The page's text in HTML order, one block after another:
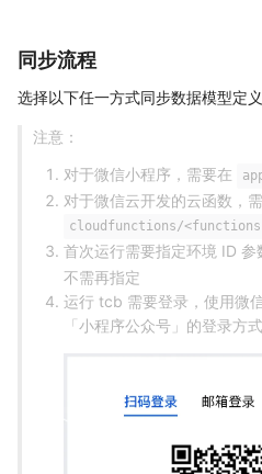
同步流程
选择以下任一方式同步数据模型定义
注意：
对于微信小程序，需要在
对于微信云开发的云函数，
cloudfunctions/
首次运行需要指定环境 ID 参
不需再指定
运行 tcb 需要登录，使用微
「小程序公众号」的登录方式